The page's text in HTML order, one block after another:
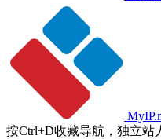
按Ctrl+D收藏导航，独立站